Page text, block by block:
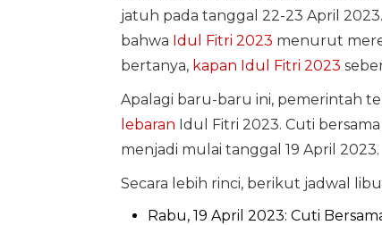
jatuh pada tanggal 22-23 April
bahwa Idul Fitri 2023 menurut
bertanya, kapan Idul Fitri 2023
Apalagi baru-baru ini, pemerintah
lebaran Idul Fitri 2023. Cuti
menjadi mulai tanggal 19 April 2023.
Secara lebih rinci, berikut jadwal
Rabu, 19 April 2023: Cuti